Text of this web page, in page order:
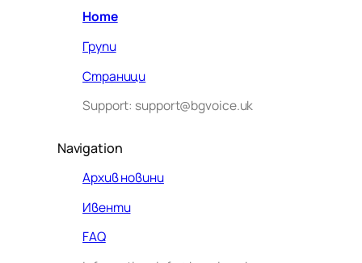
Home
Групи
Страници
Support: support@bgvoice.uk
Navigation
Архив новини
Ивенти
FAQ